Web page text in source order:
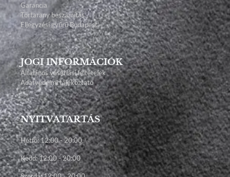
Garancia
Törtarany beszámítás
Eljegyzési gyűrű Budapest
JOGI INFORMÁCIÓK
Általános vásárlási feltételek
Adatvédelmi tájékoztató
NYITVATARTÁS
Hétfő: 12:00 - 20:00
Kedd: 12:00 - 20:00